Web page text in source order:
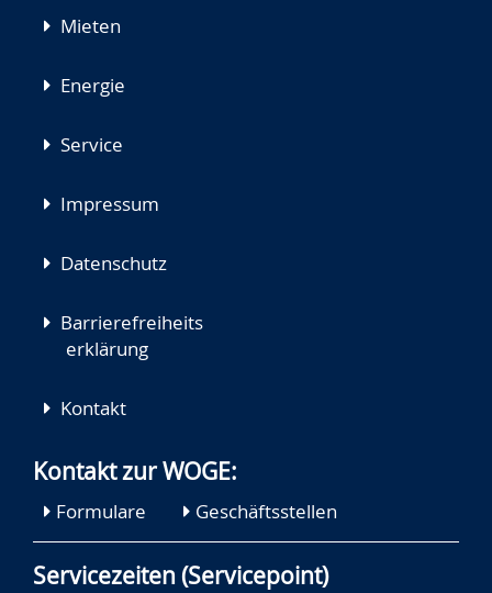
Mieten
Energie
Service
Impressum
Datenschutz
Barrierefreiheits
erklärung
Kontakt
Kontakt zur WOGE:
Formulare Geschäftsstellen
Servicezeiten (Servicepoint)